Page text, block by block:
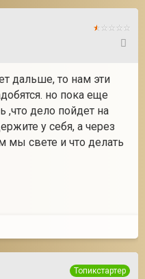
дальше, то нам эти
но пока еще
,что дело пойдет на
у себя, а через
мы свете и что делать
Топикстартер